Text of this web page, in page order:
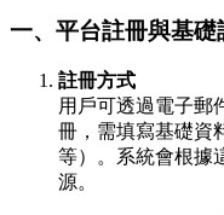
一、平台註冊與基礎
註冊方式
用戶可透過電子郵
冊，需填寫基礎資
等）。系統會根據
源。